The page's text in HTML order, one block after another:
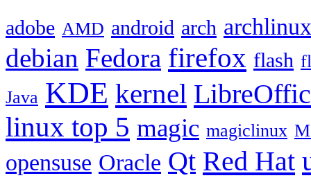
adobe AMD android arch archlinux
debian Fedora firefox flash
Java KDE kernel
linux top 5 magic magiclinux
opensuse Oracle Qt Red Hat